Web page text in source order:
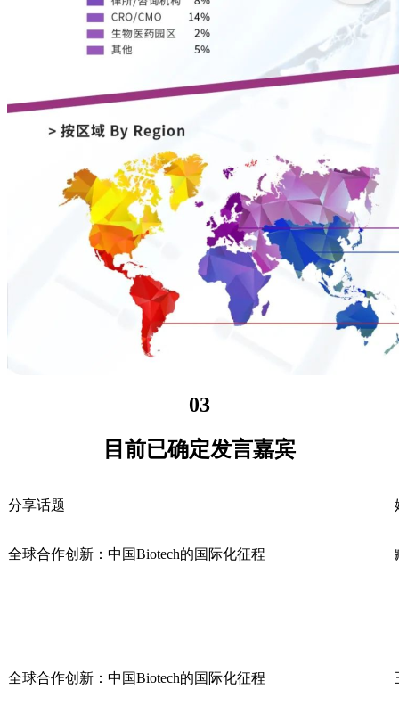
03
目前已确定发言嘉宾
分享话题
全球合作创新：中国Biotech的国际化征程
全球合作创新：中国Biotech的国际化征程